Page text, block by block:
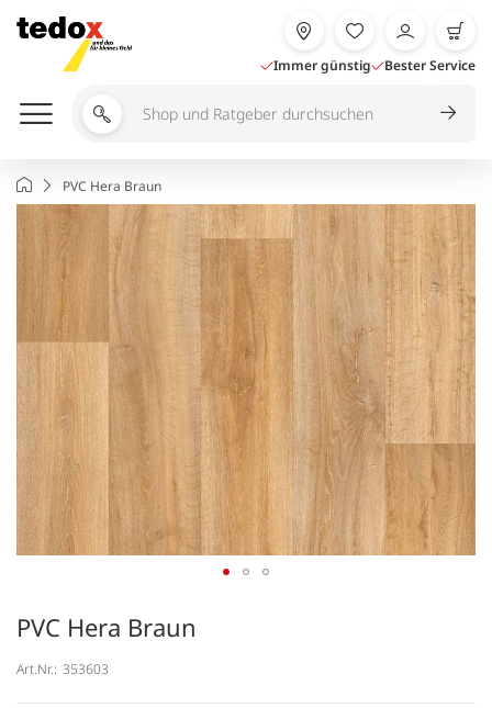
Inhalt
springen
Immer günstig Bester Service
Shop
durchsuchen
StartseitePVC Hera Braun
PVC Hera Braun
Art.Nr.: 353603